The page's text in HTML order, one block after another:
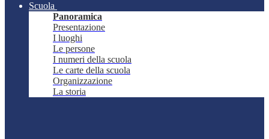
Scuola
Panoramica
Presentazione
I luoghi
Le persone
I numeri della scuola
Le carte della scuola
Organizzazione
La storia